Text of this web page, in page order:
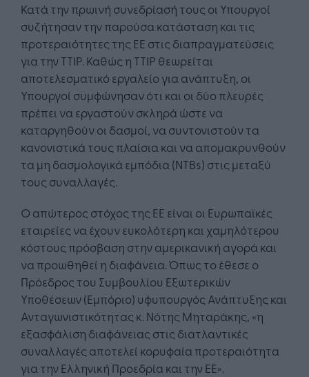
Κατά την πρωινή συνεδρίασή τους οι Υπουργοί
συζήτησαν την παρούσα κατάσταση και τις
προτεραιότητες της ΕΕ στις διαπραγματεύσεις
για την ΤΤΙΡ. Καθώς η ΤΤΙΡ θεωρείται
αποτελεσματικό εργαλείο για ανάπτυξη, οι
Υπουργοί συμφώνησαν ότι και οι δύο πλευρές
πρέπει να εργαστούν σκληρά ώστε να
καταργηθούν οι δασμοί, να συντονιστούν τα
κανονιστικά τους πλαίσια και να απομακρυνθούν
τα μη δασμολογικά εμπόδια (ΝΤΒs) στις μεταξύ
τους συναλλαγές.
Ο απώτερος στόχος της ΕΕ είναι οι Ευρωπαϊκές
εταιρείες να έχουν ευκολότερη και χαμηλότερου
κόστους πρόσβαση στην αμερικανική αγορά και
να προωθηθεί η διαφάνεια. Όπως το έθεσε ο
Πρόεδρος του Συμβουλίου Εξωτερικών
Υποθέσεων (Εμπόριο) υφυπουργός Ανάπτυξης και
Ανταγωνιστικότητας κ. Νότης Μηταράκης, «η
εξασφάλιση διαφάνειας στις διατλαντικές
συναλλαγές αποτελεί κορυφαία προτεραιότητα
για την Ελληνική Προεδρία και την ΕΕ».